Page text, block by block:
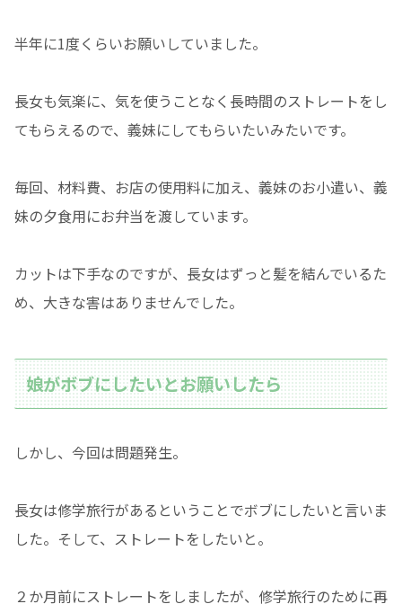
半年に1度くらいお願いしていました。
長女も気楽に、気を使うことなく長時間のストレートをし
てもらえるので、義妹にしてもらいたいみたいです。
毎回、材料費、お店の使用料に加え、義妹のお小遣い、義
妹の夕食用にお弁当を渡しています。
カットは下手なのですが、長女はずっと髪を結んでいるた
め、大きな害はありませんでした。
娘がボブにしたいとお願いしたら
しかし、今回は問題発生。
長女は修学旅行があるということでボブにしたいと言いま
した。そして、ストレートをしたいと。
２か月前にストレートをしましたが、修学旅行のために再